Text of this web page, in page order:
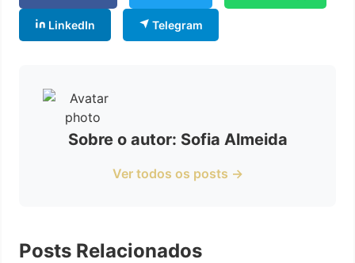
LinkedIn Telegram
Sobre o autor: Sofia Almeida
Ver todos os posts →
Posts Relacionados